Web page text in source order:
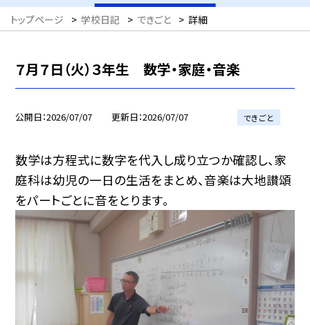
トップページ > 学校日記 > できごと > 詳細
７月７日（火）３年生 数学・家庭・音楽
公開日 2026/07/07 更新日 2026/07/07 できごと
数学は方程式に数字を代入し成り立つか確認し、家
庭科は幼児の一日の生活をまとめ、音楽は大地讃頌
をパートごとに音をとります。